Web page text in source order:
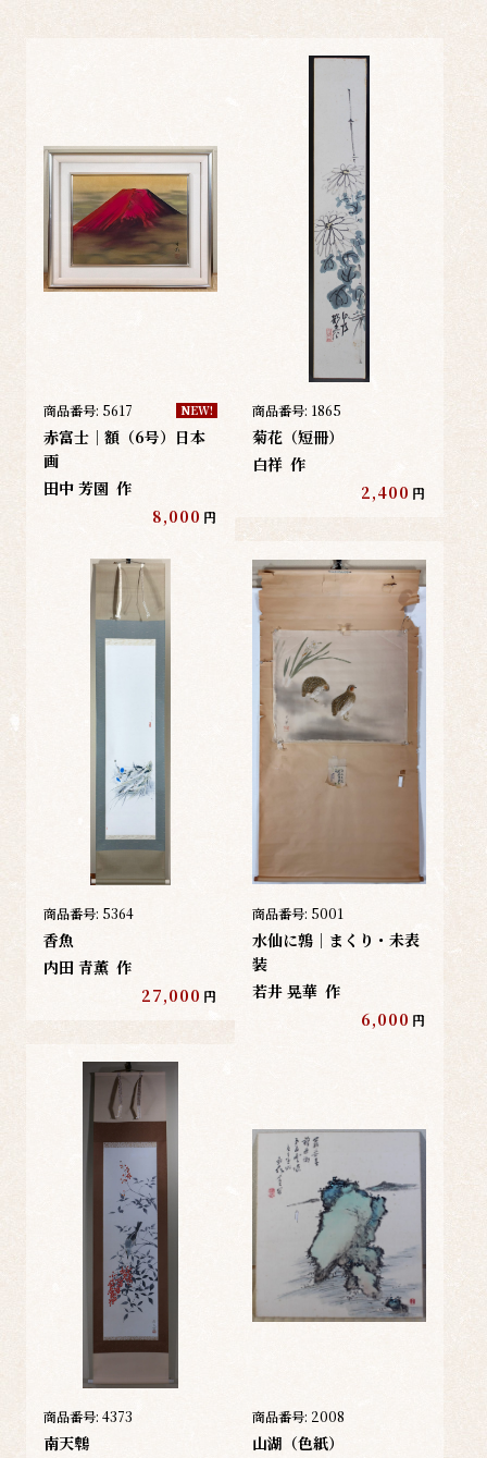
商品番号: 5617 NEW!
赤富士｜額（6号）日本
画
田中 芳園 作
8,000 円
商品番号: 1865
菊花（短冊）
白祥 作
2,400 円
商品番号: 5364
香魚
内田 青薫 作
27,000 円
商品番号: 5001
水仙に鶉｜まくり・未表
装
若井 晃華 作
6,000 円
商品番号: 4373
南天鵯
商品番号: 2008
山湖（色紙）